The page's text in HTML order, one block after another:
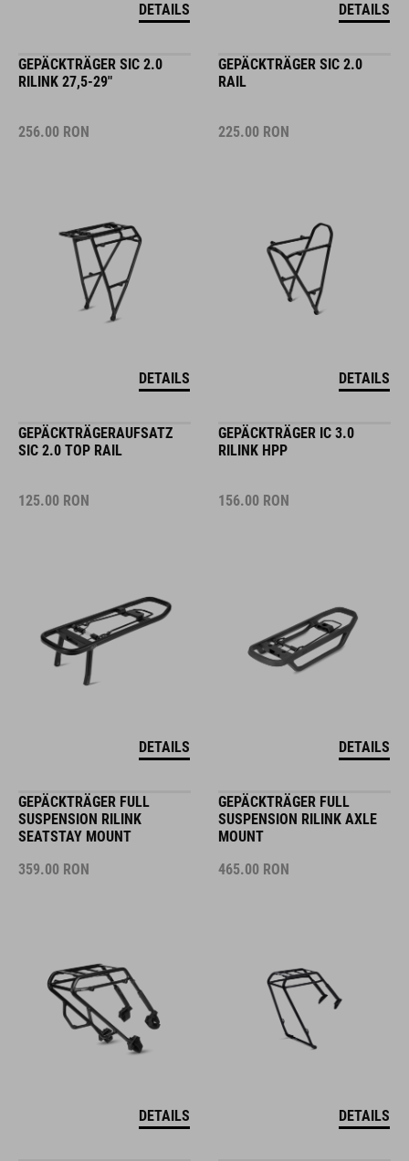
DETAILS DETAILS
GEPÄCKTRÄGER SIC 2.0
RILINK 27,5-29"
256.00 RON
DETAILS
GEPÄCKTRÄGER SIC 2.0
RAIL
225.00 RON
DETAILS
GEPÄCKTRÄGERAUFSATZ
SIC 2.0 TOP RAIL
125.00 RON
DETAILS
GEPÄCKTRÄGER IC 3.0
RILINK HPP
156.00 RON
DETAILS
GEPÄCKTRÄGER FULL
SUSPENSION RILINK
SEATSTAY MOUNT
359.00 RON
DETAILS
GEPÄCKTRÄGER FULL
SUSPENSION RILINK AXLE
MOUNT
465.00 RON
DETAILS